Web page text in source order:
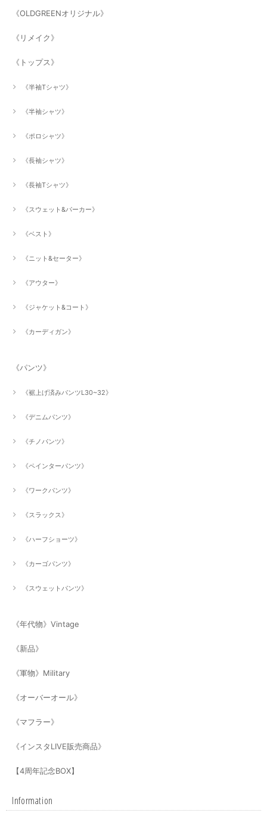
《OLDGREENオリジナル》
《リメイク》
《トップス》
《半袖Tシャツ》
《半袖シャツ》
《ポロシャツ》
《長袖シャツ》
《長袖Tシャツ》
《スウェット&パーカー》
《ベスト》
《ニット&セーター》
《アウター》
《ジャケット&コート》
《カーディガン》
《パンツ》
《裾上げ済みパンツL30~32》
《デニムパンツ》
《チノパンツ》
《ペインターパンツ》
《ワークパンツ》
《スラックス》
《ハーフショーツ》
《カーゴパンツ》
《スウェットパンツ》
《年代物》Vintage
《新品》
《軍物》Military
《オーバーオール》
《マフラー》
《インスタLIVE販売商品》
【4周年記念BOX】
Information